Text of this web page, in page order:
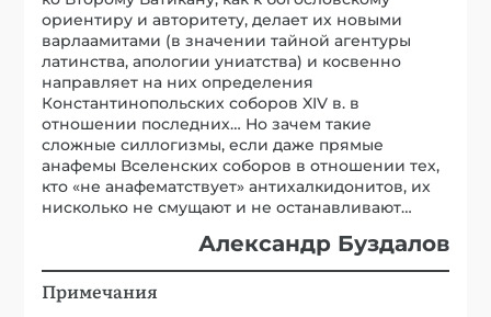
ориентиру и авторитету, делает их новыми
варлаамитами (в значении тайной агентуры
латинства, апологии униатства) и косвенно
направляет на них определения
Константинопольских соборов XIV в. в
отношении последних… Но зачем такие
сложные силлогизмы, если даже прямые
анафемы Вселенских соборов в отношении тех,
кто «не анафематствует» антихалкидонитов, их
нисколько не смущают и не останавливают…
Александр Буздалов
Примечания